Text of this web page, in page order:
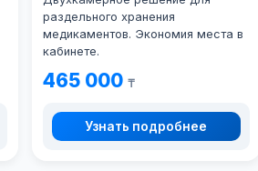
раздельного хранения
медикаментов. Экономия места в
кабинете.
465 000 ₸
Узнать подробнее